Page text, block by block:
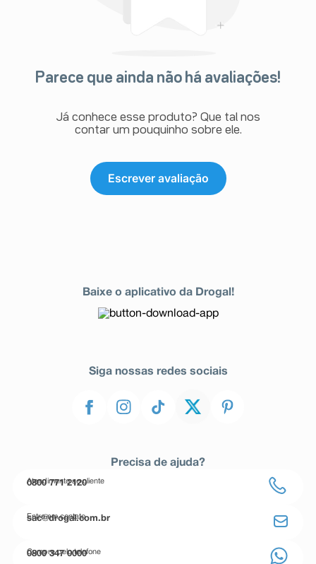
Parece que ainda não há avaliações!
Já conhece esse produto? Que tal nos
contar um pouquinho sobre ele.
Escrever avaliação
Baixe o aplicativo da Drogal!
Siga nossas redes sociais
Precisa de ajuda?
Atendimento ao cliente
0800 771 2120
Entre em contato
sac@drogal.com.br
Compre pelo telefone
0800 347 0000